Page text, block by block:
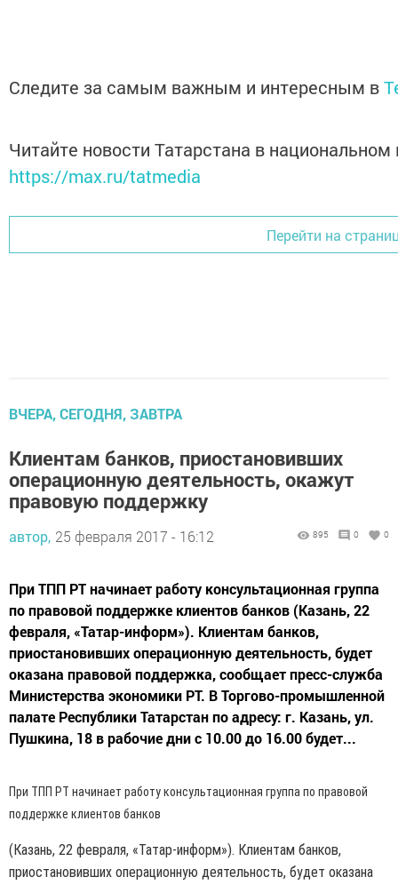
Следите за самым важным и интересным в
Читайте новости Татарстана в
https://max.ru/tatmedia
Перейти на
ВЧЕРА, СЕГОДНЯ, ЗАВТРА
Клиентам банков, приостановивших
операционную деятельность, окажут
правовую поддержку
автор, 25 февраля 2017 - 16:12 895 0 0
При ТПП РТ начинает работу консультационная группа
по правовой поддержке клиентов банков (Казань, 22
февраля, «Татар-информ»). Клиентам банков,
приостановивших операционную деятельность, будет
оказана правовой поддержка, сообщает пресс-служба
Министерства экономики РТ. В Торгово-промышленной
палате Республики Татарстан по адресу: г. Казань, ул.
Пушкина, 18 в рабочие дни с 10.00 до 16.00 будет...
При ТПП РТ начинает работу консультационная группа по правовой
поддержке клиентов банков
(Казань, 22 февраля, «Татар-информ»). Клиентам банков,
приостановивших операционную деятельность, будет оказана